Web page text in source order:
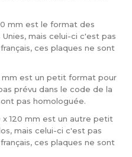
mm est le format des
mais celui-ci c'est pas
ces plaques ne sont
mm est un petit format pour
prévu dans le code de la
pas homologuée.
x 120 mm est un autre petit
mais celui-ci c'est pas
ces plaques ne sont